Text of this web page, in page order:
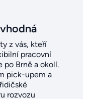
z vás, kteří
pracovní
po Brně a okolí.
pick-upem a
rozvozu